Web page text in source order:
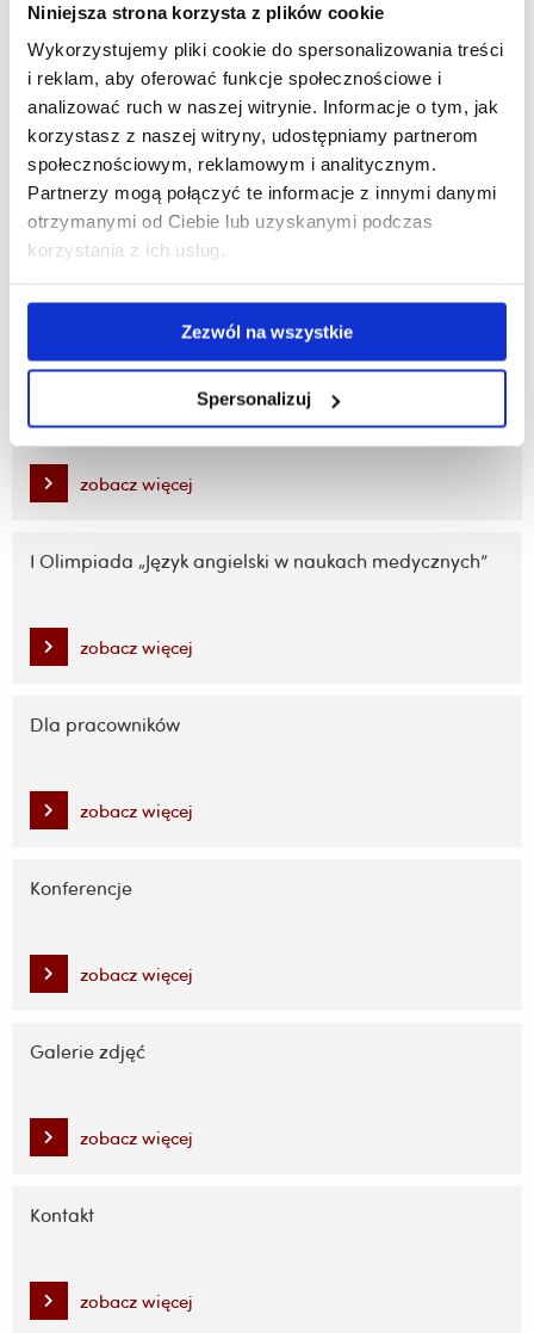
Niniejsza strona korzysta z plików cookie
Wykorzystujemy pliki cookie do spersonalizowania treści
i reklam, aby oferować funkcje społecznościowe i
analizować ruch w naszej witrynie. Informacje o tym, jak
korzystasz z naszej witryny, udostępniamy partnerom
społecznościowym, reklamowym i analitycznym.
Partnerzy mogą połączyć te informacje z innymi danymi
otrzymanymi od Ciebie lub uzyskanymi podczas
korzystania z ich usług.
Zezwól na wszystkie
Spersonalizuj
Fulbright English Teaching Assistant Program
zobacz więcej
Szkolenia online
zobacz więcej
Mały Uniwersytet Rzeszowski
zobacz więcej
I Olimpiada „Język angielski w naukach medycznych”
zobacz więcej
Dla pracowników
zobacz więcej
Konferencje
zobacz więcej
Galerie zdjęć
zobacz więcej
Kontakt
zobacz więcej